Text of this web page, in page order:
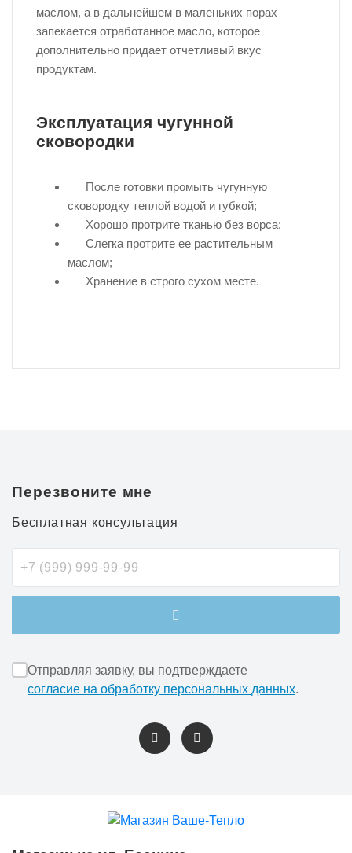
маслом, а в дальнейшем в маленьких порах
запекается отработанное масло, которое
дополнительно придает отчетливый вкус
продуктам.
Эксплуатация чугунной
сковородки
После готовки промыть чугунную
сковородку теплой водой и губкой;
Хорошо протрите тканью без ворса;
Слегка протрите ее растительным
маслом;
Хранение в строго сухом месте.
Перезвоните мне
Бесплатная консультация
Отправляя заявку, вы подтверждаете
согласие на обработку персональных данных.